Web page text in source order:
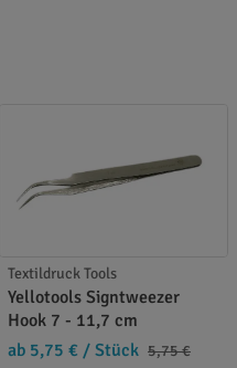
Textildruck Tools
Yellotools Signtweezer
Hook 7 - 11,7 cm
ab 5,75 € / Stück 5,75 €